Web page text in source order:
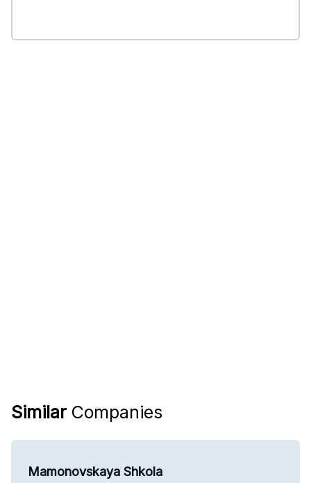
Similar Companies
Mamonovskaya Shkola